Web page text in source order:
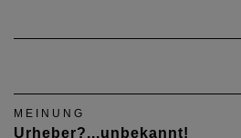
MEINUNG
Urheber?...unbekannt!